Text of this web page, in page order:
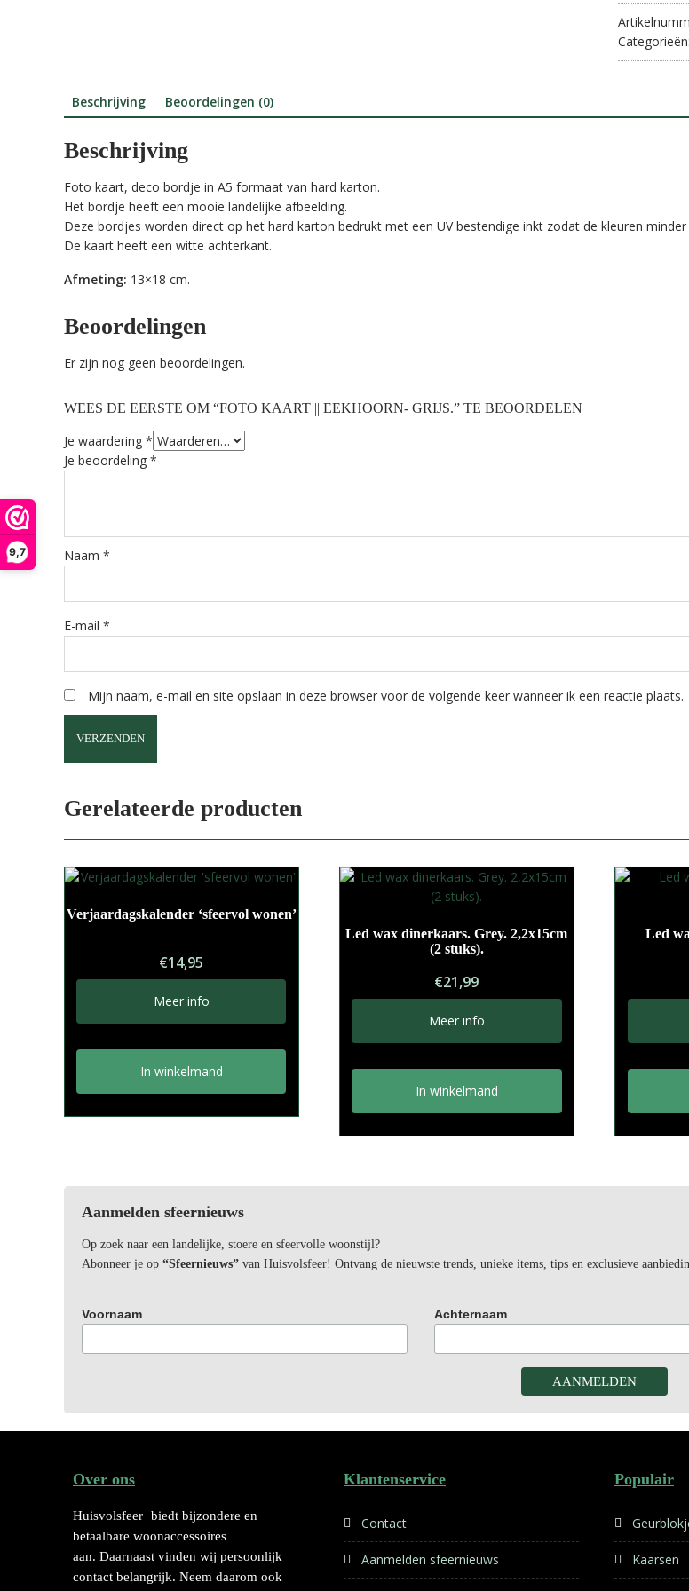
9,7
Categorieën:
Beschrijving Beoordelingen (0)
Beschrijving
Foto kaart, deco bordje in A5 formaat van hard karton.
Het bordje heeft een mooie landelijke afbeelding.
Deze bordjes worden direct op het hard karton bedrukt met een UV bestendige inkt zodat de kleuren minder
De kaart heeft een witte achterkant.
Afmeting: 13×18 cm.
Beoordelingen
Er zijn nog geen beoordelingen.
WEES DE EERSTE OM “FOTO KAART || EEKHOORN- GRIJS.” TE BEOORDELEN
Je waardering *
Je beoordeling *
Naam *
E-mail *
Mijn naam, e-mail en site opslaan in deze browser voor de volgende keer wanneer ik een reactie plaats.
Gerelateerde producten
Verjaardagskalender ‘sfeervol wonen’
€14,95
Meer info
In winkelmand
Led wax dinerkaars. Grey. 2,2x15cm
(2 stuks).
€21,99
Meer info
In winkelmand
Led
Aanmelden sfeernieuws
Op zoek naar een landelijke, stoere en sfeervolle woonstijl?
Abonneer je op “Sfeernieuws” van Huisvolsfeer! Ontvang de nieuwste trends, unieke items, tips en exclusieve
Voornaam Achternaam
Over ons
Huisvolsfeer biedt bijzondere en
betaalbare woonaccessoires
aan. Daarnaast vinden wij persoonlijk
contact belangrijk. Neem daarom ook
Klantenservice
Contact
Aanmelden sfeernieuws
Populair
Kaarsen